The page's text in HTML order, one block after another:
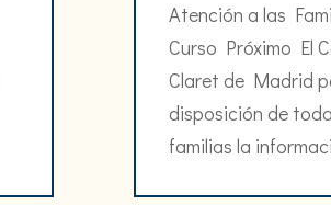
Atención a las
Curso Próximo El
Claret de Madrid
disposición de
familias la